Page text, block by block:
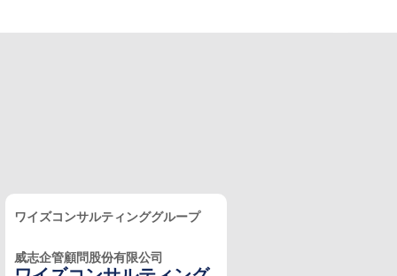
ワイズコンサルティンググループ
威志企管顧問股份有限公司